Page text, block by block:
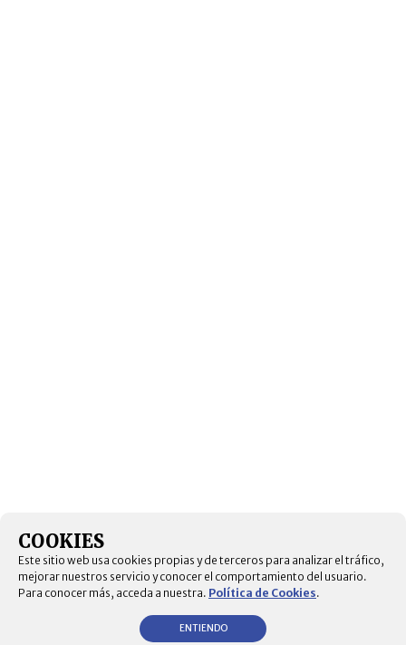
COOKIES
Este sitio web usa cookies propias y de terceros para analizar el tráfico,
mejorar nuestros servicio y conocer el comportamiento del usuario.
Para conocer más, acceda a nuestra. Política de Cookies.
ENTIENDO